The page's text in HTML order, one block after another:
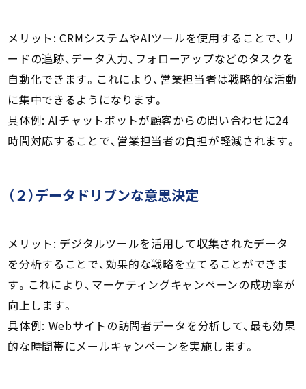
メリット: CRMシステムやAIツールを使用することで、リ
ードの追跡、データ入力、フォローアップなどのタスクを
自動化できます。これにより、営業担当者は戦略的な活動
に集中できるようになります。
具体例: AIチャットボットが顧客からの問い合わせに24
時間対応することで、営業担当者の負担が軽減されます。
（２）データドリブンな意思決定
メリット: デジタルツールを活用して収集されたデータ
を分析することで、効果的な戦略を立てることができま
す。これにより、マーケティングキャンペーンの成功率が
向上します。
具体例: Webサイトの訪問者データを分析して、最も効果
的な時間帯にメールキャンペーンを実施します。